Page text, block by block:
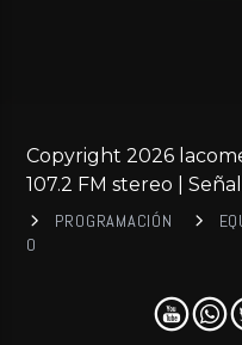
Copyright 2026
107.2 FM stereo |
PROGRAMACIÓN
0